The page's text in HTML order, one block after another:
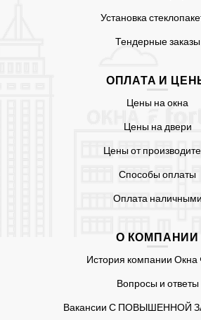
Установка
Тендерные заказы
ОПЛАТА И
Цены на окна
Цены на двери
Цены от
Способы оплаты
Оплата наличными
О КОМПАНИИ
История компании Окна
Вопросы и ответы
Вакансии С ПОВЫШЕННОЙ